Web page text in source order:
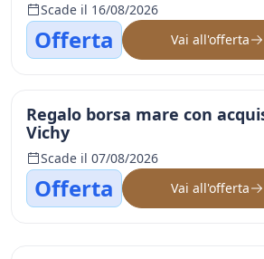
Scade il 16/08/2026
Offerta Vai all'offerta
Regalo borsa mare con
Vichy
Scade il 07/08/2026
Offerta Vai all'offerta